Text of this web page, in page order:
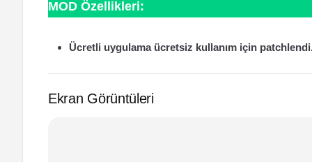
MOD Özellikleri:
Ücretli uygulama ücretsiz kullanım için
Ekran Görüntüleri